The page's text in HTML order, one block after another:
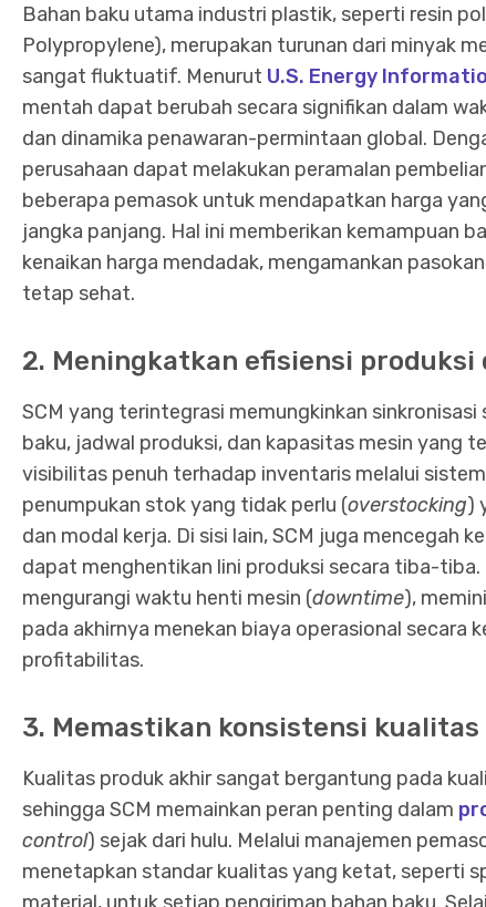
Bahan baku utama industri plastik, seperti resin
Polypropylene), merupakan turunan dari minyak
sangat fluktuatif. Menurut U.S. Energy
mentah dapat berubah secara signifikan dalam
dan dinamika penawaran-permintaan global.
perusahaan dapat melakukan peramalan
beberapa pemasok untuk mendapatkan harga
jangka panjang. Hal ini memberikan kemampuan
kenaikan harga mendadak, mengamankan
tetap sehat.
2. Meningkatkan efisiensi produksi
SCM yang terintegrasi memungkinkan
baku, jadwal produksi, dan kapasitas mesin yang
visibilitas penuh terhadap inventaris melalui
penumpukan stok yang tidak perlu (overstocking)
dan modal kerja. Di sisi lain, SCM juga mencegah
dapat menghentikan lini produksi secara tiba-tiba.
mengurangi waktu henti mesin (downtime),
pada akhirnya menekan biaya operasional secara
profitabilitas.
3. Memastikan konsistensi
Kualitas produk akhir sangat bergantung pada
sehingga SCM memainkan peran penting dalam
control) sejak dari hulu. Melalui manajemen
menetapkan standar kualitas yang ketat, seperti